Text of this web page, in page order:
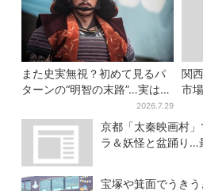
また史実無視？初めて見るパ
ターンの“明智の末路”…実は、
ありえなくもない！？【豊臣
兄弟】
2026.7.29
関
市
の
京都「太秦映画村」
ラ＆妖怪と盆踊り…
宝塚や箕面でうき